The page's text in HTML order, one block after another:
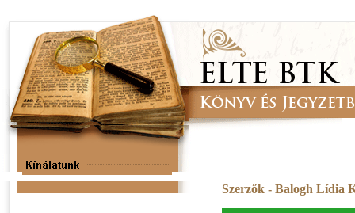
Szerzők - Balogh Lídia